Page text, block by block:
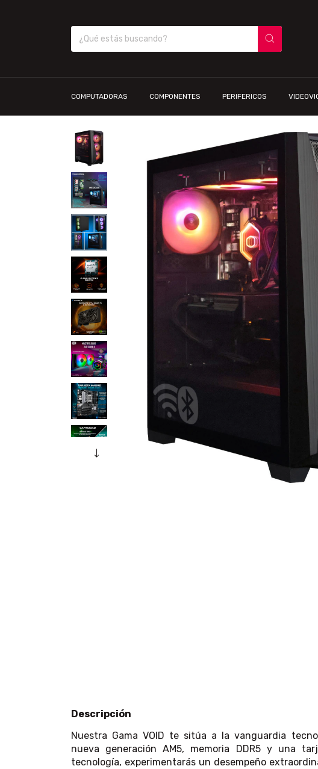
COMPUTADORAS COMPONENTES PERIFERICOS
Descripción
Nuestra Gama VOID te sitúa a la vanguardia
nueva generación AM5, memoria DDR5 y una
tecnología, experimentarás un desempeño